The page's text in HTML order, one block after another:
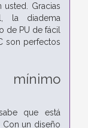
usted. Gracias
la diadema
de PU de fácil
son perfectos
mínimo
que está
un diseño